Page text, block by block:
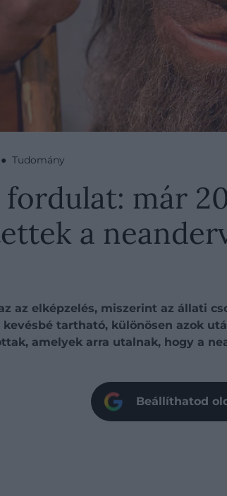
Tudomány
fordulat: már
a
az elképzelés, miszerint az állati
tartható, különösen azok
amelyek arra utalnak, hogy a
Beállíthatod